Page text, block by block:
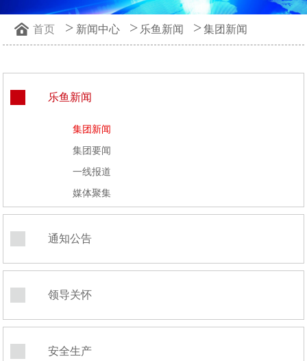
首页 > 新闻中心 > 乐鱼新闻 > 集团新闻
乐鱼新闻
集团新闻
集团要闻
一线报道
媒体聚集
通知公告
领导关怀
安全生产